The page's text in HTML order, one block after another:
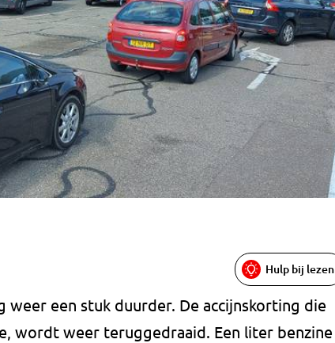
Hulp bij lezen
weer een stuk duurder. De accijnskorting die
wordt weer teruggedraaid. Een liter benzine